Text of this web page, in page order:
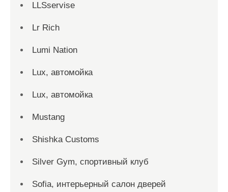
LLSservise
Lr Rich
Lumi Nation
Lux, автомойка
Lux, автомойка
Mustang
Shishka Customs
Silver Gym, спортивный клуб
Sofia, интерьерный салон дверей